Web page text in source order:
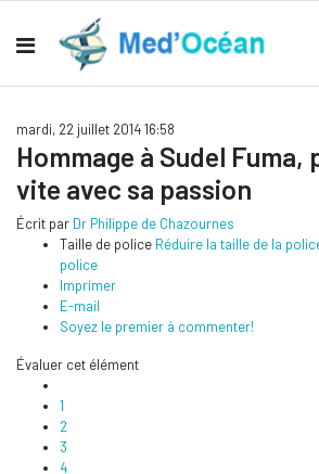
mardi, 22 juillet 2014 16:58
Hommage à Sudel
vite avec sa passion
Écrit par Dr Philippe de Chazournes
Taille de police Réduire la taille de la
police
Imprimer
E-mail
Soyez le premier à commenter!
Évaluer cet élément
1
2
3
4